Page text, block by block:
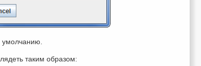
умолчанию.
таким образом: